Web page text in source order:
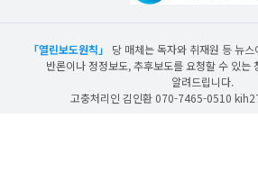
「열린보도원칙」
당 매체는 독자와 취재원 등 뉴
반론이나 정정보도, 추후보도를 요청할 수 있는
알려드립니다.
고충처리인 김인환 070-7465-0510